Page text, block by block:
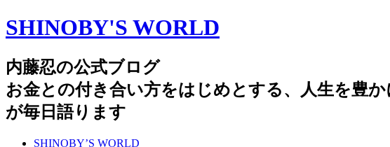
SHINOBY'S WORLD
内藤忍の公式ブログ
お金との付き合い方をはじめとする、人生を豊
が毎日語ります
SHINOBY’S WORLD